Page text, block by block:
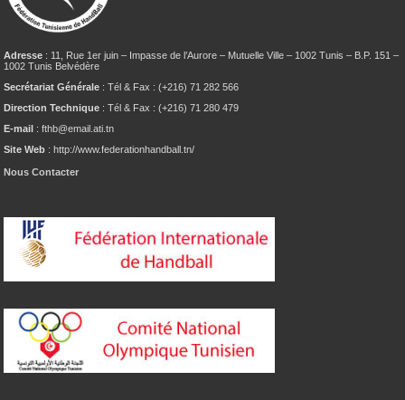
Adresse : 11, Rue 1er juin – Impasse de l’Aurore – Mutuelle Ville – 1002 Tunis – B.P. 151 –
1002 Tunis Belvédère
Secrétariat Générale : Tél & Fax : (+216) 71 282 566
Direction Technique : Tél & Fax : (+216) 71 280 479
E-mail : fthb@email.ati.tn
Site Web : http://www.federationhandball.tn/
Nous Contacter